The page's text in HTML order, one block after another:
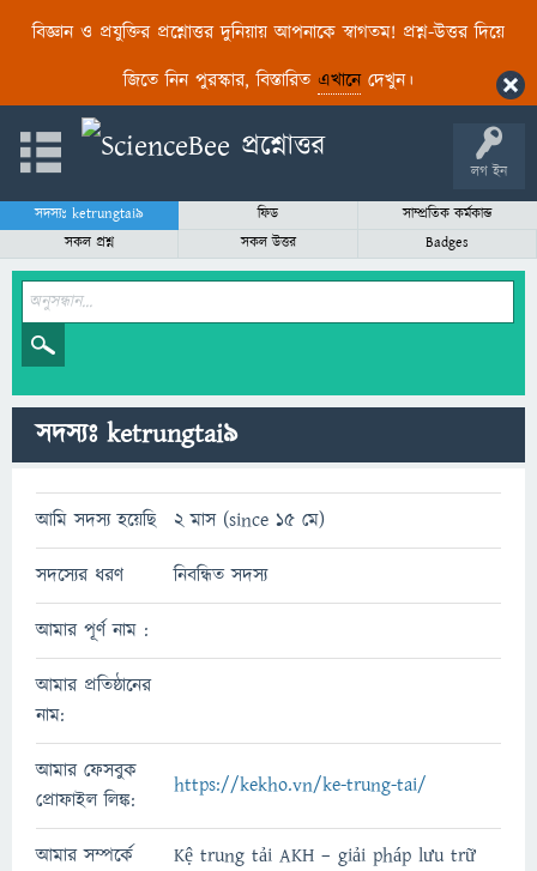
বিজ্ঞান ও প্রযুক্তির প্রশ্নোত্তর দুনিয়ায় আপনাকে স্বাগতম! প্রশ্ন-উত্তর দিয়ে
জিতে নিন পুরস্কার, বিস্তারিত এখানেদেখুন।
লগ ইন
সদস্যঃ ketrungtai9 ফিড
সাম্প্রতিক কর্মকান্ড
সকল প্রশ্ন
সকল উত্তর Badges
সদস্যঃ ketrungtai9
আমি সদস্য হয়েছি 2 মাস (since 15 মে)
সদস্যের ধরণ নিবন্ধিত সদস্য
আমার পূর্ণ নাম :
আমার প্রতিষ্ঠানের
নাম:
আমার ফেসবুক
প্রোফাইল লিঙ্ক:
https://kekho.vn/ke-trung-tai/
আমার সম্পর্কে
Kệ trung tải AKH – giải pháp lưu trữ